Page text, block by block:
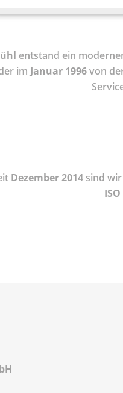
entstand ein
im Januar 1996von
Dezember 2014 sind wir